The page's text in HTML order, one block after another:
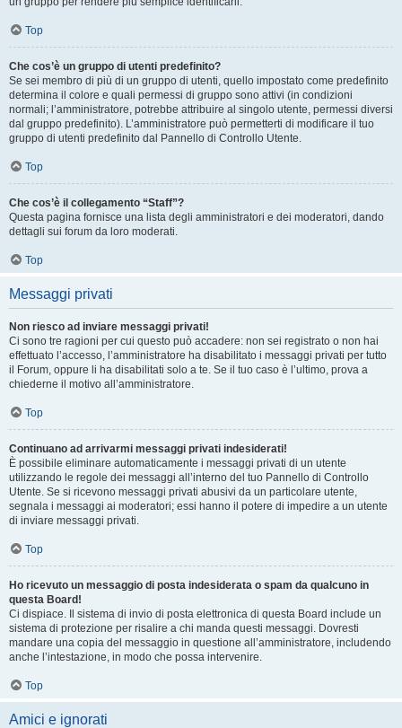
Top
Che cos’è un gruppo di utenti predefinito?
Se sei membro di più di un gruppo di utenti, quello impostato come predefinito
determina il colore e quali permessi di gruppo sono attivi (in condizioni
normali; l’amministratore, potrebbe attribuire al singolo utente, permessi diversi
dal gruppo predefinito). L’amministratore può permetterti di modificare il tuo
gruppo di utenti predefinito dal Pannello di Controllo Utente.
Top
Che cos’è il collegamento “Staff”?
Questa pagina fornisce una lista degli amministratori e dei moderatori, dando
dettagli sui forum da loro moderati.
Top
Messaggi privati
Non riesco ad inviare messaggi privati!
Ci sono tre ragioni per cui questo può accadere: non sei registrato o non hai
effettuato l’accesso, l’amministratore ha disabilitato i messaggi privati per tutto
il Forum, oppure li ha disabilitati solo a te. Se il tuo caso è l’ultimo, prova a
chiederne il motivo all’amministratore.
Top
Continuano ad arrivarmi messaggi privati indesiderati!
È possibile eliminare automaticamente i messaggi privati ​​di un utente
utilizzando le regole dei messaggi all’interno del tuo Pannello di Controllo
Utente. Se si ricevono messaggi privati ​​abusivi da un particolare utente,
segnala i messaggi ai moderatori; essi hanno il potere di impedire a un utente
di inviare messaggi privati​​.
Top
Ho ricevuto un messaggio di posta indesiderata o spam da qualcuno in
questa Board!
Ci dispiace. Il sistema di invio di posta elettronica di questa Board include un
sistema di protezione per risalire a chi manda questi messaggi. Dovresti
mandare una copia del messaggio in questione all’amministratore, includendo
anche l’intestazione, in modo che possa intervenire.
Top
Amici e ignorati